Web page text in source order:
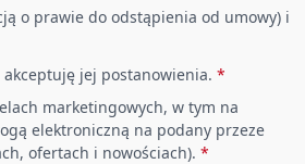
o prawie do odstąpienia od umowy) i
akceptuję jej postanowienia. *
marketingowych, w tym na
elektroniczną na podany przeze
ofertach i nowościach). *